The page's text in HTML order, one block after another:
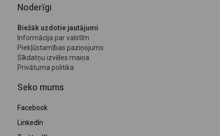
Noderīgi
Biežāk uzdotie jautājumi
Informācija par valstīm
Piekļūstamības paziņojums
Sīkdatņu izvēles maiņa
Privātuma politika
Seko mums
Facebook
LinkedIn